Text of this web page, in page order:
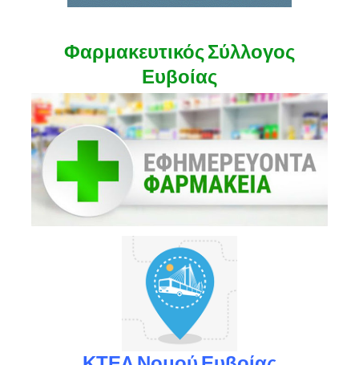
Φαρμακευτικός Σύλλογος
Ευβοίας